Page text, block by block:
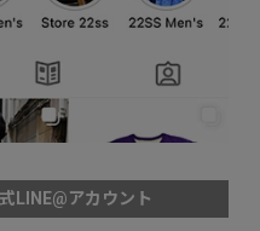
LINE@アカウント